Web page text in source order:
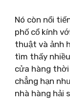
Nó còn nổi
phố cổ kính
thuật và ảnh
tìm thấy
cửa hàng
chẳng hạn
nhà hàng hải